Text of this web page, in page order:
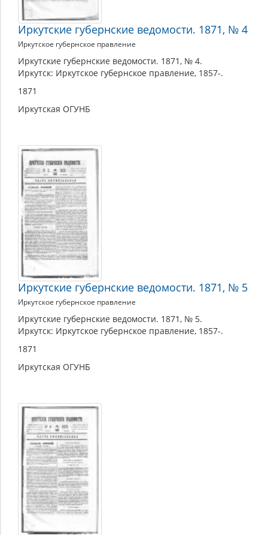
Иркутские губернские ведомости. 1871, № 4
Иркутское губернское правление
Иркутские губернские ведомости. 1871, № 4.
Иркутск: Иркутское губернское правление, 1857-.
1871
Иркутская ОГУНБ
Иркутские губернские ведомости. 1871, № 5
Иркутское губернское правление
Иркутские губернские ведомости. 1871, № 5.
Иркутск: Иркутское губернское правление, 1857-.
1871
Иркутская ОГУНБ